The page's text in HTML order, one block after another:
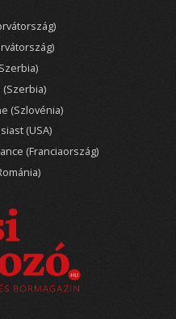
(Szerbia)
(Szlovénia)
(USA)
(Franciaország)